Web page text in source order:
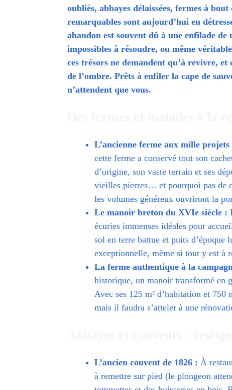
oubliés, abbayes délaissées, fermes à
remarquables sont aujourd’hui en
abandon est souvent dû à une enfilade
impossibles à résoudre, ou même
ces trésors ne demandent qu’à revivre,
de l’ombre. Prêts à enfiler la cape de
n’attendent que vous.
L’ancienne ferme aux mille projets
cette ferme a conservé tout son
d’origine, son vaste terrain et ses
vieilles pierres… et pourquoi pas de
les volumes généreux ouvriront la
Le manoir breton du XVIe siècle :
écuries immenses idéales pour
sol en terre battue et puits
exceptionnelle, même si tout y est à
La ferme authentique à la
historique, un manoir transformé en
Avec ses 125 m² d’habitation et 750
mais il faudra s’atteler à une
L’ancien couvent de 1826 : À
à remettre sur pied (le plongeon